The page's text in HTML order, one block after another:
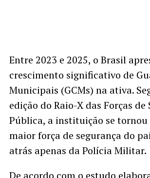
Entre 2023 e 2025, o Brasil
crescimento significativo de
Municipais (GCMs) na ativa.
edição do Raio-X das Forças de
Pública, a instituição se tornou
maior força de segurança do
atrás apenas da Polícia Militar.
De acordo com o estudo